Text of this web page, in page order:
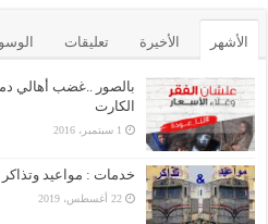
الأشهر الأخيرة تعليقات
بالصور ..غضب أهالي
الكارت
1 سبتمبر، 2016
خدمات : مواعيد
22 أغسطس، 2019